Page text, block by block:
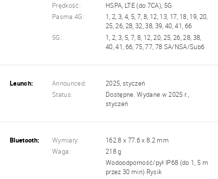
Prędkość:
HSPA, LTE (do 7CA), 5G
Pasma 4G:
1, 2, 3, 4, 5, 7, 8, 12, 13, 17, 18, 19, 20,
25, 26, 28, 32, 38, 39, 40, 41, 66
5G:
1, 2, 3, 5, 7, 8, 12, 20, 25, 26, 28, 38,
40, 41, 66, 75, 77, 78 SA/NSA/Sub6
Launch: Announced:
2025, styczeń
Status:
Dostępne. Wydane w 2025 r.,
styczeń
Bluetooth: Wymiary:
162.8 x 77.6 x 8.2 mm
Waga:
218 g
Wodoodporność/pył IP68 (do 1, 5 m
przez 30 min) Rysik